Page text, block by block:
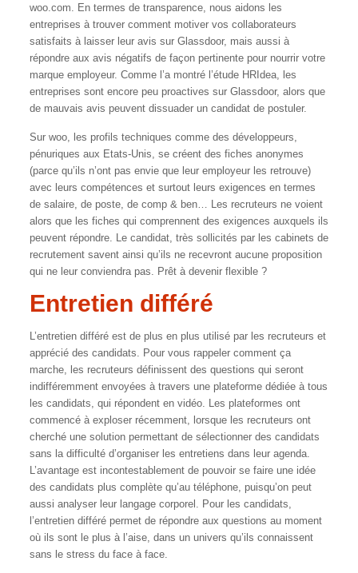
woo.com. En termes de transparence, nous aidons les
entreprises à trouver comment motiver vos collaborateurs
satisfaits à laisser leur avis sur Glassdoor, mais aussi à
répondre aux avis négatifs de façon pertinente pour nourrir votre
marque employeur. Comme l’a montré l’étude HRIdea, les
entreprises sont encore peu proactives sur Glassdoor, alors que
de mauvais avis peuvent dissuader un candidat de postuler.
Sur woo, les profils techniques comme des développeurs,
pénuriques aux Etats-Unis, se créent des fiches anonymes
(parce qu’ils n’ont pas envie que leur employeur les retrouve)
avec leurs compétences et surtout leurs exigences en termes
de salaire, de poste, de comp & ben… Les recruteurs ne voient
alors que les fiches qui comprennent des exigences auxquels ils
peuvent répondre. Le candidat, très sollicités par les cabinets de
recrutement savent ainsi qu’ils ne recevront aucune proposition
qui ne leur conviendra pas. Prêt à devenir flexible ?
Entretien différé
L’entretien différé est de plus en plus utilisé par les recruteurs et
apprécié des candidats. Pour vous rappeler comment ça
marche, les recruteurs définissent des questions qui seront
indifféremment envoyées à travers une plateforme dédiée à tous
les candidats, qui répondent en vidéo. Les plateformes ont
commencé à exploser récemment, lorsque les recruteurs ont
cherché une solution permettant de sélectionner des candidats
sans la difficulté d’organiser les entretiens dans leur agenda.
L’avantage est incontestablement de pouvoir se faire une idée
des candidats plus complète qu’au téléphone, puisqu’on peut
aussi analyser leur langage corporel. Pour les candidats,
l’entretien différé permet de répondre aux questions au moment
où ils sont le plus à l’aise, dans un univers qu’ils connaissent
sans le stress du face à face.